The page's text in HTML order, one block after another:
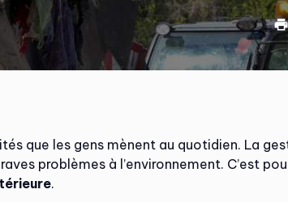
print
que les gens mènent au quotidien. La
problèmes à l’environnement. C’est
.